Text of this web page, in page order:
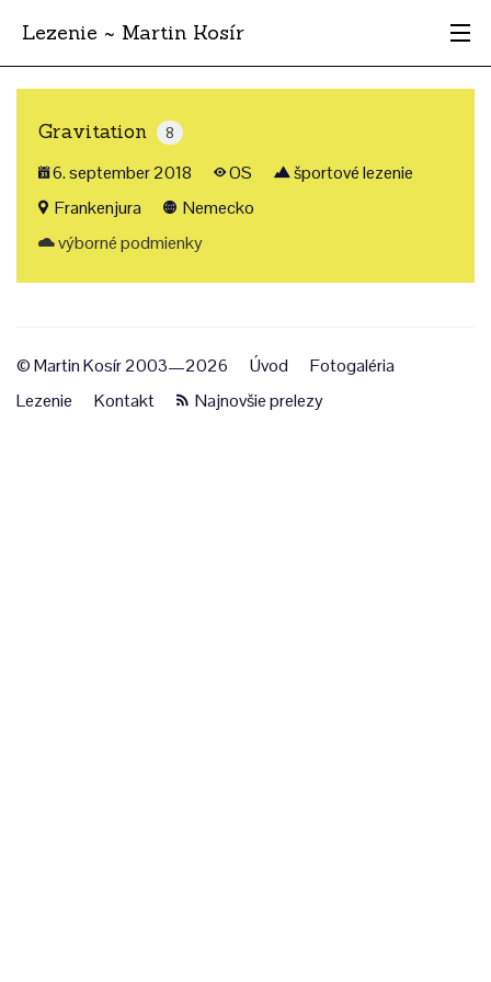
Lezenie ~ Martin Kosír
Najhodnotnejšie
Krajina
Štýl
Gravitation 8
6. september 2018 OS
športové lezenie
Frankenjura
Nemecko
výborné podmienky
© Martin Kosír 2003—2026 Úvod
Fotogaléria
Lezenie
Kontakt Najnovšie prelezy